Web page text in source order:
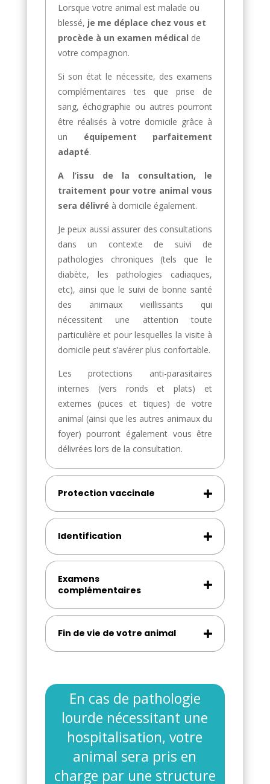
Lorsque votre animal est malade ou
blessé, je me déplace chez vous et
procède à un examen médical de
votre compagnon.
Si son état le nécessite, des examens
complémentaires tes que prise de
sang, échographie ou autres pourront
être réalisés à votre domicile grâce à
un équipement parfaitement
adapté.
A l’issu de la consultation, le
traitement pour votre animal vous
sera délivré à domicile également.
Je peux aussi assurer des consultations
dans un contexte de suivi de
pathologies chroniques (tels que le
diabète, les pathologies cadiaques,
etc), ainsi que le suivi de bonne santé
des animaux vieillissants qui
nécessitent une attention toute
particulière et pour lesquelles la visite à
domicile peut s’avérer plus confortable.
Les protections anti-parasitaires
internes (vers ronds et plats) et
externes (puces et tiques) de votre
animal (ainsi que les autres animaux du
foyer) pourront également vous être
délivrées lors de la consultation.
Protection vaccinale
Identification
Examens
complémentaires
Fin de vie de votre animal
En cas de pathologie
lourde nécessitant une
hospitalisation, votre
animal sera pris en
charge par une structure